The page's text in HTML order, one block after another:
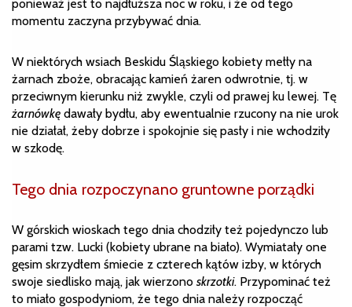
ponieważ jest to najdłuższa noc w roku, i że od tego
momentu zaczyna przybywać dnia.
W niektórych wsiach Beskidu Śląskiego kobiety mełły na
żarnach zboże, obracając kamień żaren odwrotnie, tj. w
przeciwnym kierunku niż zwykle, czyli od prawej ku lewej. Tę
żarnówkę dawały bydłu, aby ewentualnie rzucony na nie urok
nie działał, żeby dobrze i spokojnie się pasły i nie wchodziły
w szkodę.
Tego dnia rozpoczynano gruntowne porządki
W górskich wioskach tego dnia chodziły też pojedynczo lub
parami tzw. Lucki (kobiety ubrane na biało). Wymiatały one
gęsim skrzydłem śmiecie z czterech kątów izby, w których
swoje siedlisko mają, jak wierzono skrzotki. Przypominać też
to miało gospodyniom, że tego dnia należy rozpocząć